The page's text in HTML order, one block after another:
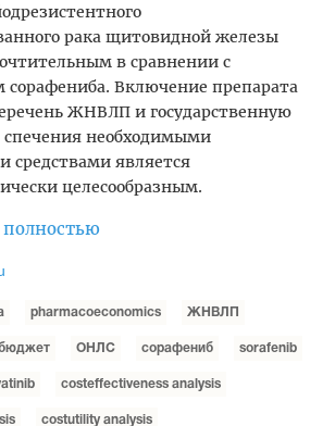
рака щитовидной железы
в сравнении с
сорафениба. Включение препарата
ЖНВЛП и государственную
необходимыми
средствами является
целесообразным.
полностью
pharmacoeconomics ЖНВЛП
бюджет ОНЛС сорафениб sorafenib
costeffectiveness analysis
costutility analysis